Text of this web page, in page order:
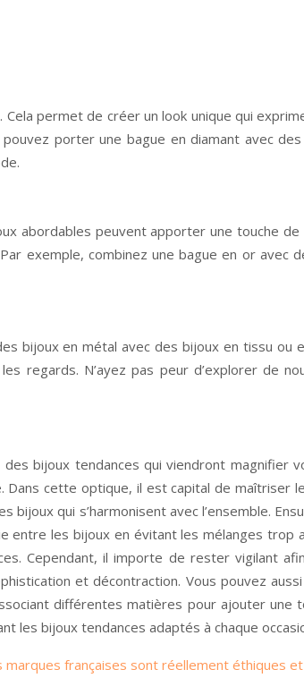
permet de créer un look unique qui
porter une bague en diamant avec
abordables peuvent apporter une touche
exemple, combinez une bague en or avec
bijoux en métal avec des bijoux en tissu ou
regards. N’ayez pas peur d’explorer de
bijoux tendances qui viendront magnifier
cette optique, il est capital de maîtriser
qui s’harmonisent avec l’ensemble.
les bijoux en évitant les mélanges trop
Cependant, il importe de rester vigilant
et décontraction. Vous pouvez
différentes matières pour ajouter une
les bijoux tendances adaptés à chaque
marques françaises sont réellement éthiques